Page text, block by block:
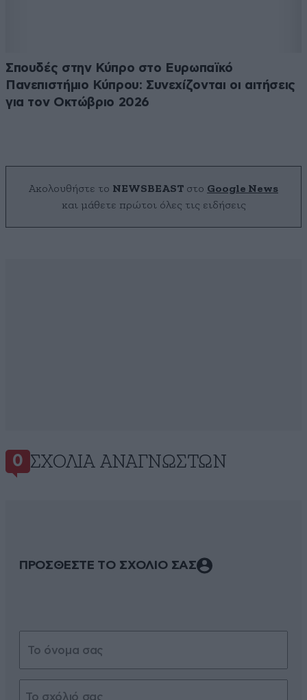
Σπουδές στην Κύπρο στο Ευρωπαϊκό
Πανεπιστήμιο Κύπρου: Συνεχίζονται οι αιτήσεις
για τον Οκτώβριο 2026
Ακολουθήστε το NEWSBEAST στο Google News
και μάθετε πρώτοι όλες τις ειδήσεις
0 ΣΧΌΛΙΑ ΑΝΑΓΝΩΣΤΏΝ
ΠΡΟΣΘΕΣΤΕ ΤΟ ΣΧΟΛΙΟ ΣΑΣ